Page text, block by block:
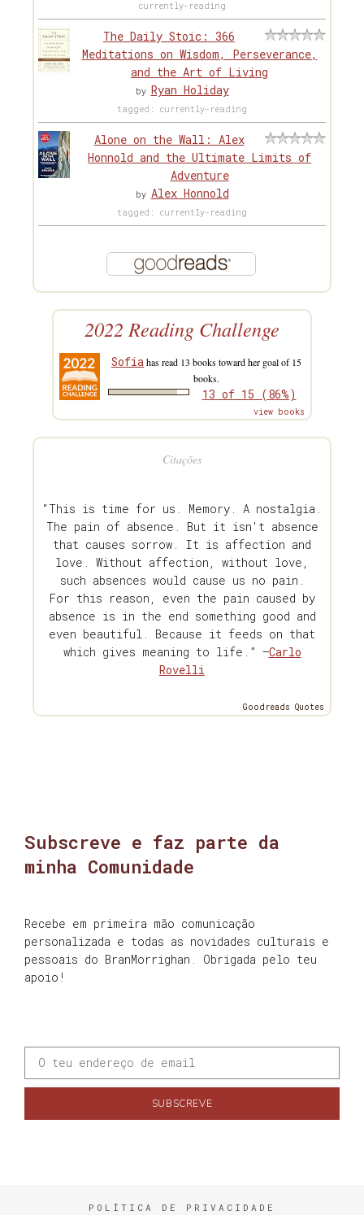
currently-reading
The Daily Stoic: 366
Meditations on Wisdom, Perseverance,
and the Art of Living
by Ryan Holiday
tagged: currently-reading
Alone on the Wall: Alex
Honnold and the Ultimate Limits of
Adventure
by Alex Honnold
tagged: currently-reading
2022 Reading Challenge
Sofia has read 13 books toward her goal of 15
books.
13 of 15 (86%)
view books
Citações
“This is time for us. Memory. A nostalgia.
The pain of absence. But it isn't absence
that causes sorrow. It is affection and
love. Without affection, without love,
such absences would cause us no pain.
For this reason, even the pain caused by
absence is in the end something good and
even beautiful. Because it feeds on that
which gives meaning to life.” —Carlo
Rovelli
Goodreads Quotes
Subscreve e faz parte da
minha Comunidade
Recebe em primeira mão comunicação
personalizada e todas as novidades culturais e
pessoais do BranMorrighan. Obrigada pelo teu
apoio!
SUBSCREVE
POLÍTICA DE PRIVACIDADE